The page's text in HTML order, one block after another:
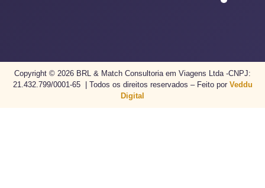
Copyright © 2026 BRL & Match Consultoria em Viagens Ltda -CNPJ:
21.432.799/0001-65 | Todos os direitos reservados – Feito por Veddu
Digital